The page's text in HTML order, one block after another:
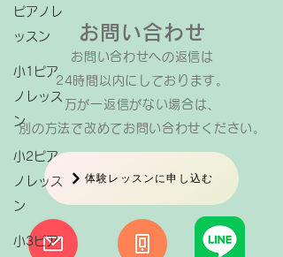
ピアノレ
ッスン
小1ピア
ノレッス
ン
小2ピア
ノレッス
ン
小3ピア
お問い合わせ
お問い合わせへの返信は​
24時間以内にしております。
万が一返信がない場合は、
​別の方法で改めてお問い合わせください。
体験レッスンに申し込む